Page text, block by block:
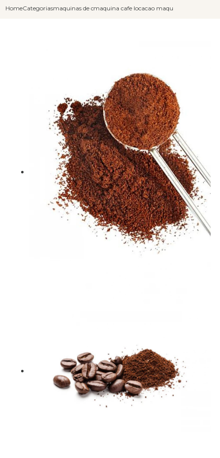
HomeCategoriasmaquinas de cafe capuccino
maquina cafe e capuccinolocacao maquina de fazer